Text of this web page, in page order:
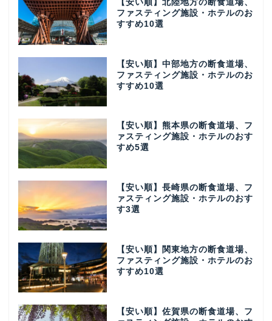
【安い順】北陸地方の断食道場、
ファスティング施設・ホテルのお
すすめ10選
【安い順】中部地方の断食道場、
ファスティング施設・ホテルのお
すすめ10選
【安い順】熊本県の断食道場、フ
ァスティング施設・ホテルのおす
すめ5選
【安い順】長崎県の断食道場、フ
ァスティング施設・ホテルのおす
す3選
【安い順】関東地方の断食道場、
ファスティング施設・ホテルのお
すすめ10選
【安い順】佐賀県の断食道場、フ